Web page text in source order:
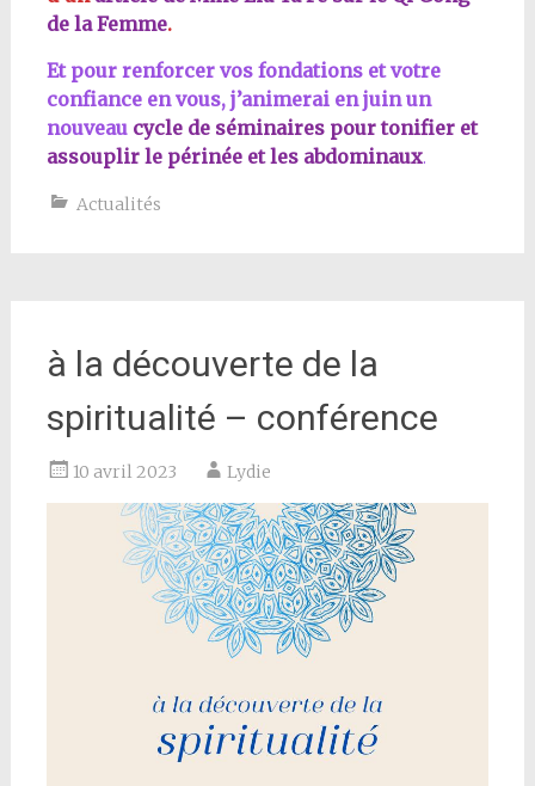
de la Femme.
Et pour renforcer vos fondations et votre
confiance en vous, j’animerai en juin un
nouveau cycle de séminaires pour tonifier et
assouplir le périnée et les abdominaux.
Actualités
à la découverte de la
spiritualité – conférence
10 avril 2023 Lydie